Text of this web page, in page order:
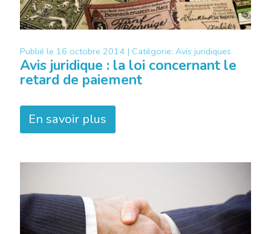
Publié le 16 octobre 2014 | Catégorie: Avis juridiques
Avis juridique : la loi concernant le
retard de paiement
En savoir plus